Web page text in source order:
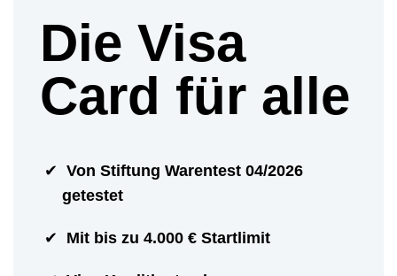
Die Visa
Card für alle
Von Stiftung Warentest 04/2026
getestet
Mit bis zu 4.000 € Startlimit